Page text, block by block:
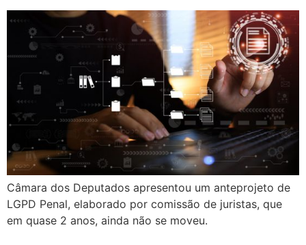
Câmara dos Deputados apresentou um anteprojeto de
LGPD Penal, elaborado por comissão de juristas, que
em quase 2 anos, ainda não se moveu.